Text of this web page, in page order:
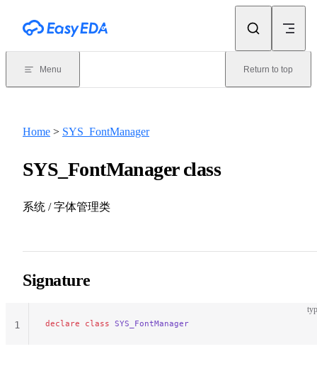
Menu Return to top
Home > SYS_FontManager
SYS_FontManager class
系统 / 字体管理类
Signature
declare class SYS_FontManager
1